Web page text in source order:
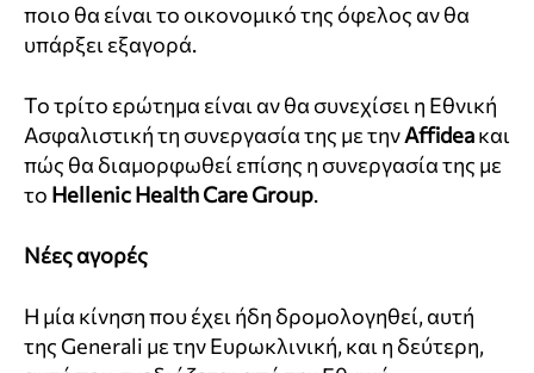
ποιο θα είναι το οικονομικό της όφελος αν θα
υπάρξει εξαγορά.
Το τρίτο ερώτημα είναι αν θα συνεχίσει η Εθνική
Ασφαλιστική τη συνεργασία της με τηνAffideaκαι
πώς θα διαμορφωθεί επίσης η συνεργασία της με
το HellenicHealthCareGroup.
Νέες αγορές
Η μία κίνηση που έχει ήδη δρομολογηθεί, αυτή
της Generali με την Ευρωκλινική, και η δεύτερη,